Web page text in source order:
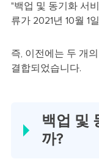
"백업 및 동기화 서
류가 2021년 10월 1
즉, 이전에는 두 개
결합되었습니다.
백업 및
까?